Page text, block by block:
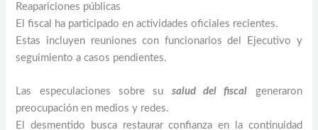
Reapariciones públicas
El fiscal ha participado en actividades oficiales recientes.
Estas incluyen reuniones con funcionarios del Ejecutivo y
seguimiento a casos pendientes.
Las especulaciones sobre su salud del fiscal generaron
preocupación en medios y redes.
El desmentido busca restaurar confianza en la continuidad